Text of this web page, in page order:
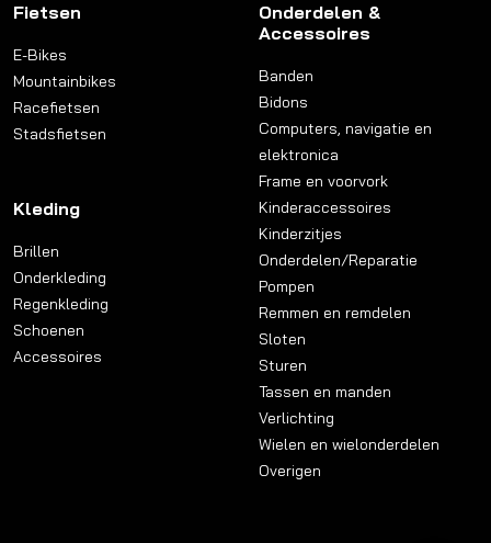
Fietsen
E-Bikes
Mountainbikes
Racefietsen
Stadsfietsen
Kleding
Brillen
Onderkleding
Regenkleding
Schoenen
Accessoires
Onderdelen &
Accessoires
Banden
Bidons
Computers, navigatie en
elektronica
Frame en voorvork
Kinderaccessoires
Kinderzitjes
Onderdelen/Reparatie
Pompen
Remmen en remdelen
Sloten
Sturen
Tassen en manden
Verlichting
Wielen en wielonderdelen
Overigen